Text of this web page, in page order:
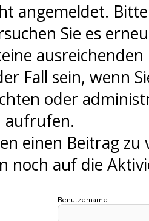
angemeldet.
Sie es
Fall sein, wenn
oder
aufrufen.
einen Beitrag
noch auf die
Benutzername: